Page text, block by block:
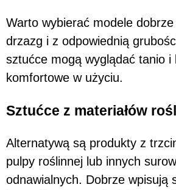
Warto wybierać modele
drzazg i z odpowiednią
sztućce mogą wyglądać tanio i
komfortowe w użyciu.
Sztućce z materiałów
Alternatywą są produkty z
pulpy roślinnej lub innych
odnawialnych. Dobrze wpisują